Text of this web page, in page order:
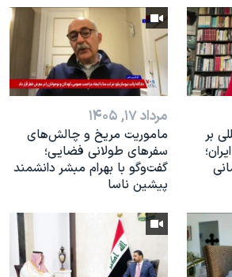
نوبل صلح
آمریکا «سی‌پک»
چین
بر
مرداد ۱۷, ۱۴۰۵
ماموریت مریخ و چالش‌های
سفرهای طولانی فضایی؛
گفت‌وگو با بهرام مبشر دانشمند
پیشین ناسا